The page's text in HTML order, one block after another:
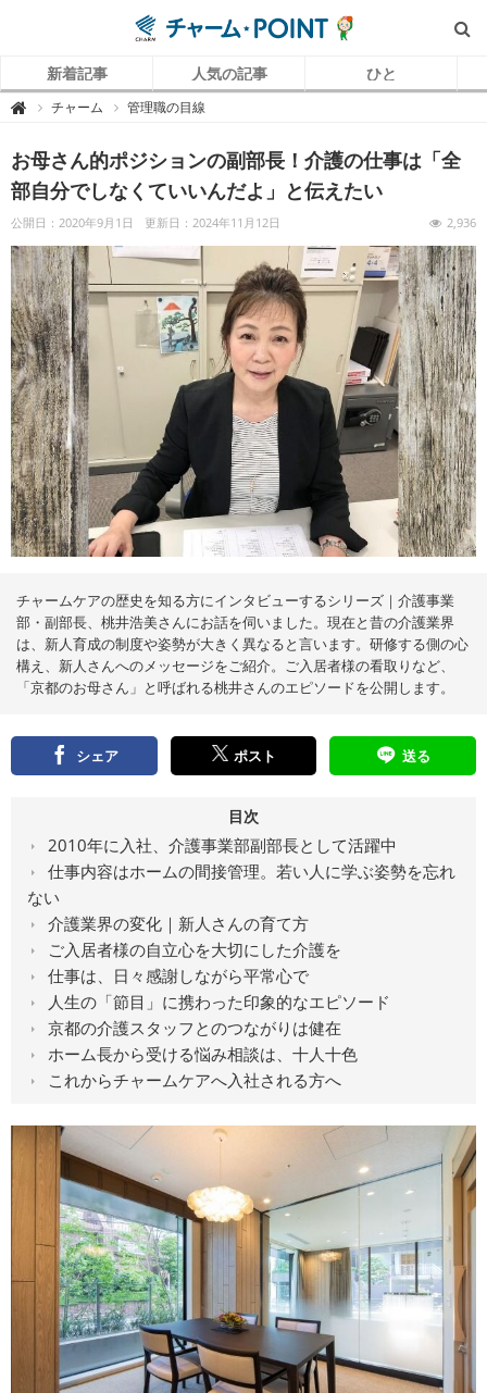
新着記事 人気の記事 ひと
 チ
P
O
I
N
（
ャ
ー
ム
ポ
イ
ン
ト
）
｜
介
護
で
働
く
リ
ア
ル
を
伝
え
る
情
報
メ
デ
チャーム 管理職の目線
お母さん的ポジションの副部長！介護の仕事は「全
部自分でしなくていいんだよ」と伝えたい
公開日：2020年9月1日 更新日：2024年11月12日 2,936
チャームケアの歴史を知る方にインタビューするシリーズ｜介護事業
部・副部長、桃井浩美さんにお話を伺いました。現在と昔の介護業界
は、新人育成の制度や姿勢が大きく異なると言います。研修する側の心
構え、新人さんへのメッセージをご紹介。ご入居者様の看取りなど、
「京都のお母さん」と呼ばれる桃井さんのエピソードを公開します。
シェア ポスト 送る
目次
2010年に入社、介護事業部副部長として活躍中
仕事内容はホームの間接管理。若い人に学ぶ姿勢を忘れ
ない
介護業界の変化｜新人さんの育て方
ご入居者様の自立心を大切にした介護を
仕事は、日々感謝しながら平常心で
人生の「節目」に携わった印象的なエピソード
京都の介護スタッフとのつながりは健在
ホーム長から受ける悩み相談は、十人十色
これからチャームケアへ入社される方へ